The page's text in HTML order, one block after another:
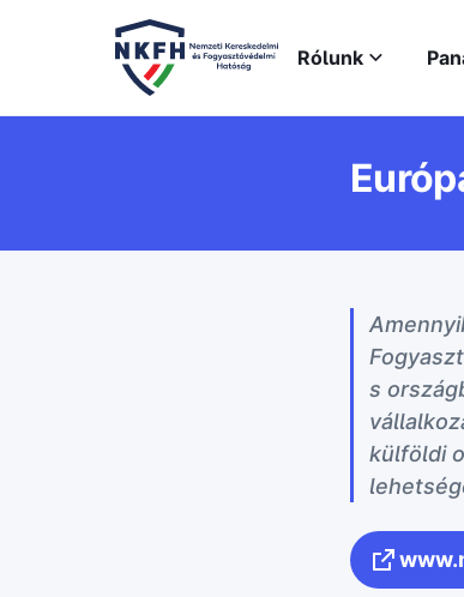
Rólunk
s
külföldi